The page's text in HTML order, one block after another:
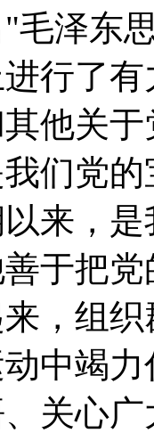
毛泽东
行了
他关
们党
来，
于把
，组
中竭
关心